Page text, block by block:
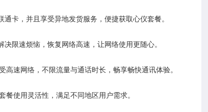
卡，并且享受异地发货服务，便捷获取心仪套餐。
限速烦恼，恢复网络高速，让网络使用更随心。
速网络，不限流量与通话时长，畅享畅快通讯体验。
使用灵活性，满足不同地区用户需求。